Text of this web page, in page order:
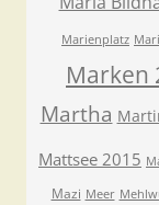
Marienplatz
Marken
Martha
Mattsee 2015
Mazi Meer